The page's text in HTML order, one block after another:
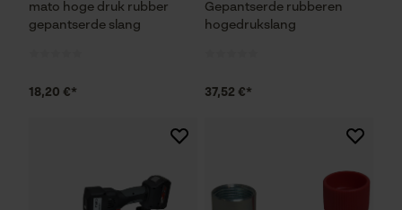
mato hoge druk rubber
gepantserde slang
18,20 €*
Gepantserde rubberen
hogedrukslang
37,52 €*